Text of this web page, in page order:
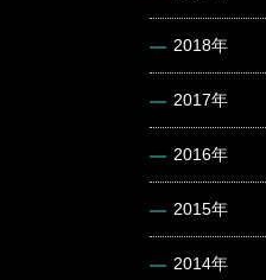
2018年
2017年
2016年
2015年
2014年